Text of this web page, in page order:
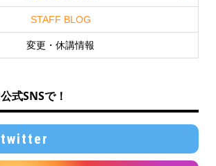
STAFF BLOG
変更・休講情報
式SNSで！
twitter